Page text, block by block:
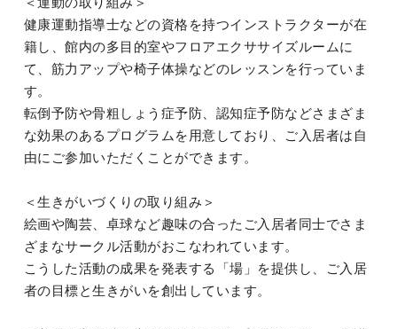
健康運動指導士などの資格を持つインストラクターが在
籍し、館内の多目的室やフロアエクササイズルームに
て、筋力アップや椅子体操などのレッスンを行っていま
す。
転倒予防や骨粗しょう症予防、認知症予防などさまざま
な効果のあるプログラムを用意しており、ご入居者は自
由にご参加いただくことができます。
＜生きがいづくりの取り組み＞
絵画や陶芸、卓球など趣味の合ったご入居者同士でさま
ざまなサークル活動がおこなわれています。
こうした活動の成果を発表する「場」を提供し、ご入居
者の目標と生きがいを創出しています。